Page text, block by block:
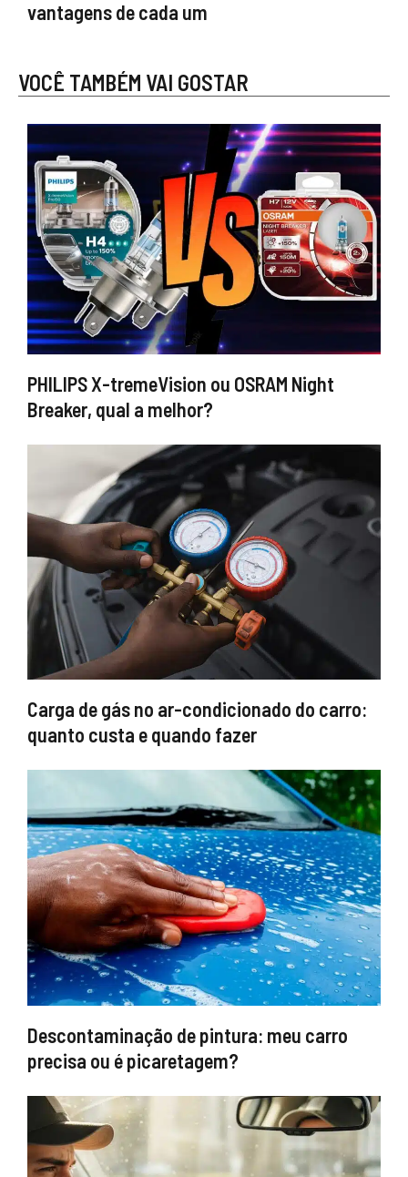
vantagens de cada um
VOCÊ TAMBÉM VAI GOSTAR
PHILIPS X-tremeVision ou OSRAM Night
Breaker, qual a melhor?
Carga de gás no ar-condicionado do carro:
quanto custa e quando fazer
Descontaminação de pintura: meu carro
precisa ou é picaretagem?